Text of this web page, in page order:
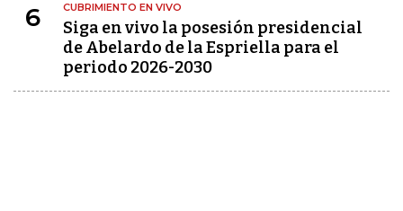
6 CUBRIMIENTO EN VIVO
Siga en vivo la posesión presidencial
de Abelardo de la Espriella para el
periodo 2026-2030